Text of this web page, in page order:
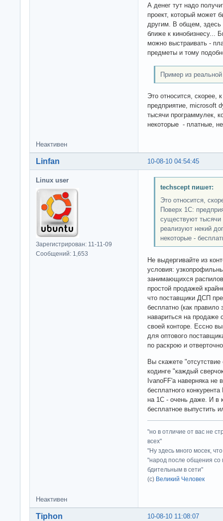
А денег тут надо
проект, который может
другим. В общем,
ближе к кинобизнесу...
можно выстраивать -
предметы и тому
Пример из реальной
Это относится, скорее,
предприятие, microsoft
тысячи программулек,
некоторые - платные,
Неактивен
10-08-10 04:54:45
Linfan
Linux user
Зарегистрирован: 11-11-09
Сообщений: 1,653
techscept пишет:
Это относится,
Поверх 1С:
существуют тысячи
реализуют некий
некоторые -
Не выдергивайте из
условия:
занимающихся
простой продажей
что поставщики ДСП
бесплатно (как
навариться на
своей конторе. Ессно
для оптового
по раскрою и
Вы скажете
кодинге "каждый
IvanoFF'а наверняка не
бесплатного
на 1С - очень даже. И в
бесплатное выпустить
"но в отличие от вас не
всех"
"Ну здесь много мосек,
"народ после общения со
бдительным в сети"
(с) Великий Человек
Неактивен
10-08-10 11:08:07
Tiphon